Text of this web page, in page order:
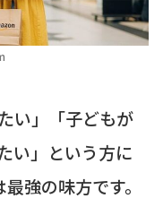
い」「子どもが
い」という方に
強の味方です。